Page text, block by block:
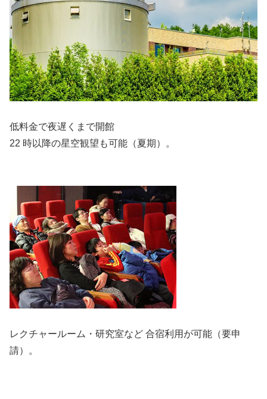
低料金で夜遅くまで開館
22 時以降の星空観望も可能（夏期）。
レクチャールーム・研究室など 合宿利用が可能（要申
請）。